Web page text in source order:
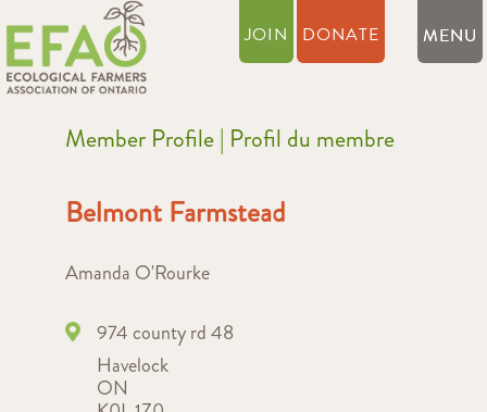
JOIN DONATE
Member Profile | Profil du membre
Belmont Farmstead
Amanda O'Rourke
974 county rd 48
Havelock
ON